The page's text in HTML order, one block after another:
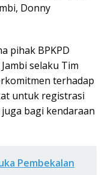
Donny
pihak BPKPD
selaku Tim
terhadap
untuk registrasi
bagi kendaraan
Pembekalan